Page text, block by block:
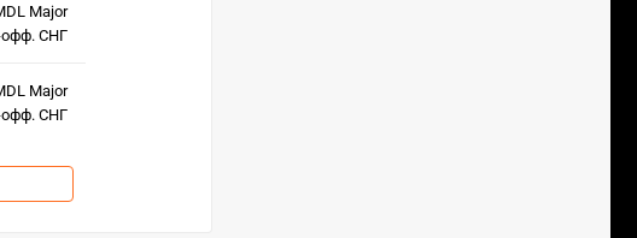
Major
СНГ
Major
СНГ